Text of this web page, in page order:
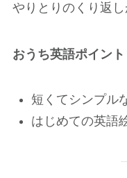
やりとりのくり返し
おうち英語ポイント
短くてシンプル
はじめての英語